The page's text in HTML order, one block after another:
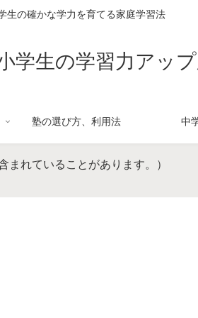
生の確かな学力を育てる家庭学習法
学生の学習力アッ
塾の選び方、利用法 中
まれていることがあります。）